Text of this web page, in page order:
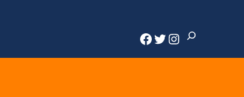
Facebook
Twitter
Instagram
Rechercher